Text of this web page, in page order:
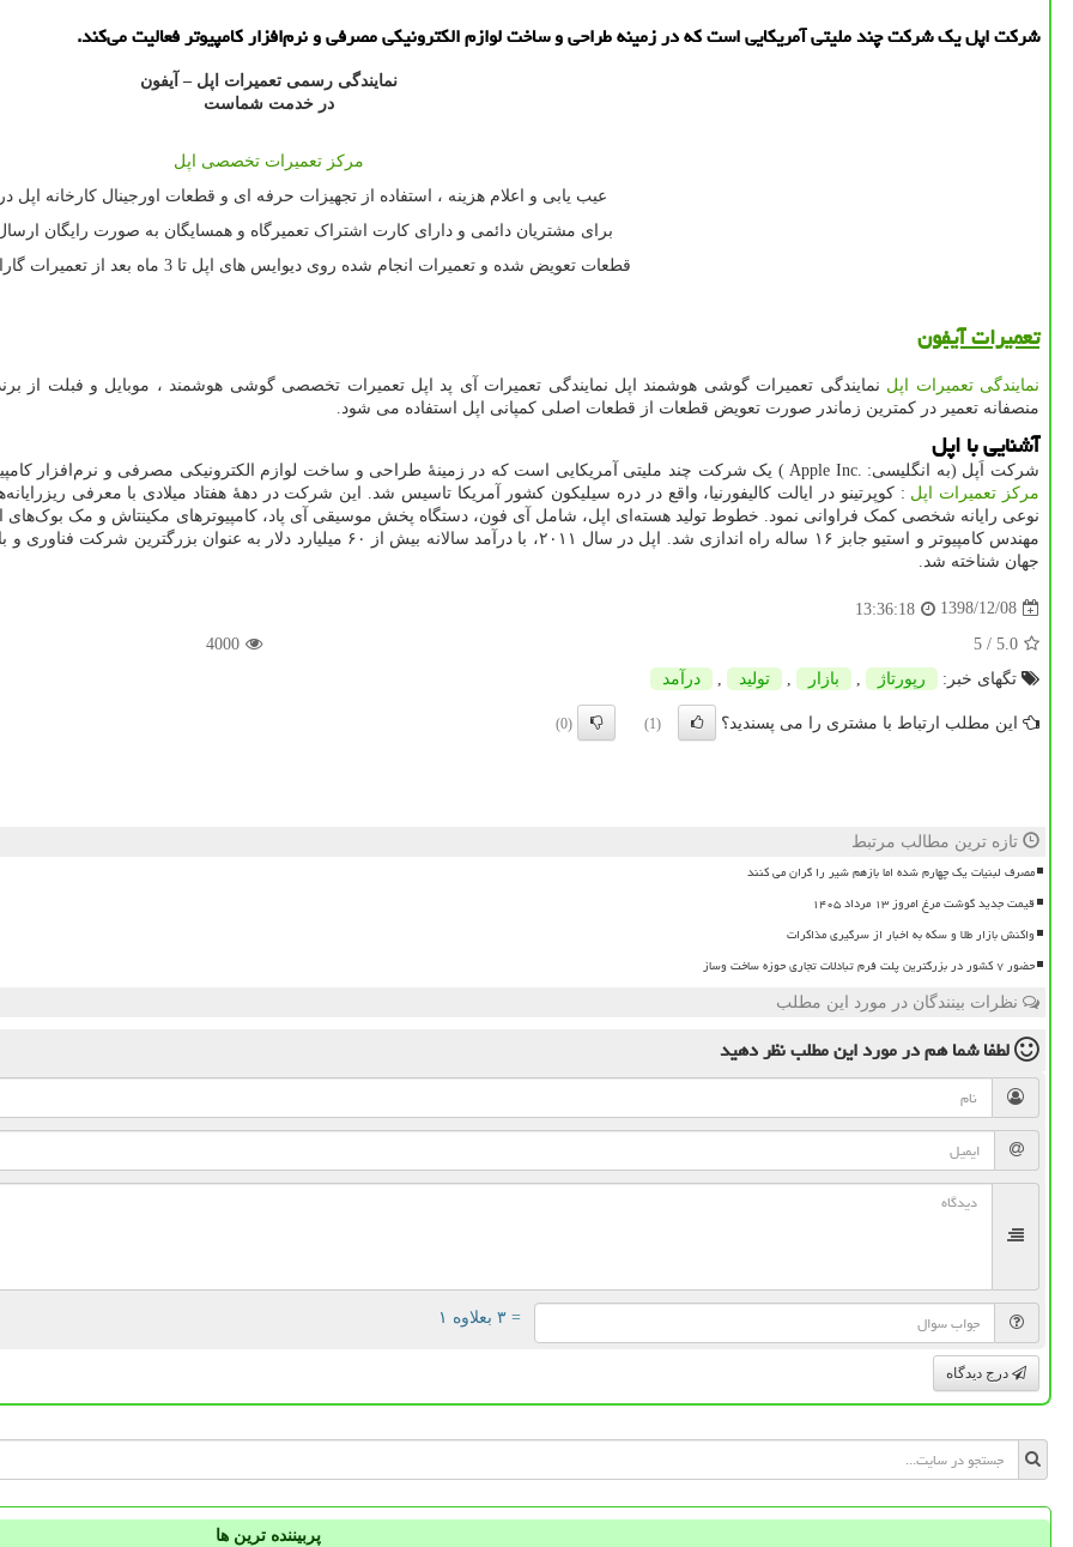
شركت اپل یك شركت چند ملیتی آمریكایی است كه در زمینه طراحی و ساخت لوازم الكترونیكی مصرفی و نرم‌افزار كامپیوتر فعالیت می‌كند.
نمایندگی رسمی تعمیرات اپل – آیفون
در خدمت شماست
مرکز تعمیرات تخصصی اپل
عیب یابی و اعلام هزینه ، استفاده از تجهیزات حرفه ای و قطعات اورجینال کارخانه اپل
برای مشتریان دائمی و دارای کارت اشتراک تعمیرگاه و همسایگان به صورت رایگان
قطعات تعویض شده و تعمیرات انجام شده روی دیوایس های اپل تا 3 ماه بعد از تعمیرات گارانتی می شود.
تعمیرات آیفون
نمایندگی تعمیرات اپل نمایندگی تعمیرات گوشی هوشمند اپل نمایندگی تعمیرات آی پد اپل تعمیرات تخصصی گوشی هوشمند ، موبایل و فبلت از
منصفانه تعمیر در کمترین زماندر صورت تعویض قطعات از قطعات اصلی کمپانی اپل استفاده می شود.
آشنایی با اپل
شرکت اَپل (به انگلیسی: .Apple Inc
) یک شرکت چند ملیتی آمریکایی است که در زمینهٔ طراحی و ساخت لوازم الکترونیکی مصرفی و نرم‌افزار
مرکز تعمیرات اپل :کوپرتینو در ایالت کالیفورنیا، واقع در دره سیلیکون کشور آمریکا تاسیس شد. این شرکت در دهه‌ٔ هفتاد میلادی با معرفی
نوعی رایانه شخصی کمک فراوانی نمود. خطوط تولید هسته‌ای اپل، شامل آی فون، دستگاه پخش موسیقی آی پاد، کامپیوترهای مکینتاش و مک
مهندس کامپیوتر و استیو جابز ۱۶ ساله راه اندازی شد. اپل در سال ۲۰۱۱، با درآمد سالانه بیش از ۶۰ میلیارد دلار به عنوان بزرگترین شرکت فناوری
جهان شناخته شد.
1398/12/08
13:36:18
5.0
/ 5
4000
تگهای خبر:
رپورتاژ , بازار , تولید , درآمد
این مطلب ارتباط با مشتری را می پسندید؟ (1)
(0)
تازه ترین مطالب مرتبط
مصرف لبنیات یک چهارم شده اما بازهم شیر را گران می کنند
قیمت جدید گوشت مرغ امروز ۱۳ مرداد ۱۴۰۵
واکنش بازار طلا و سکه به اخبار از سرگیری مذاکرات
حضور ۷ کشور در بزرگترین پلت فرم تبادلات تجاری حوزه ساخت وساز
نظرات بینندگان در مورد این مطلب
لطفا شما همدر مورد این مطلبنظر دهید
= ۳ بعلاوه ۱
درج دیدگاه
پربیننده ترین ها